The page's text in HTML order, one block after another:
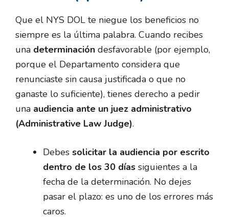
Que el NYS DOL te niegue los beneficios no
siempre es la última palabra. Cuando recibes
una determinación desfavorable (por ejemplo,
porque el Departamento considera que
renunciaste sin causa justificada o que no
ganaste lo suficiente), tienes derecho a pedir
una audiencia ante un juez administrativo
(Administrative Law Judge).
Debes solicitar la audiencia por escrito
dentro de los 30 días siguientes a la
fecha de la determinación. No dejes
pasar el plazo: es uno de los errores más
caros.